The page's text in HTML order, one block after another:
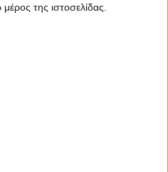
της ιστοσελίδας.